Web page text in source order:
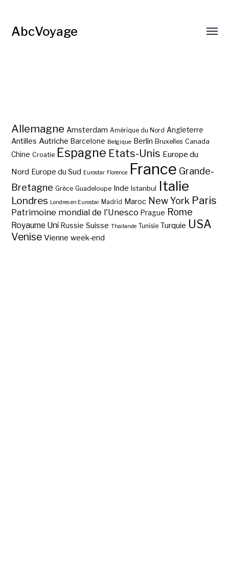
AbcVoyage
Allemagne Amsterdam Amérique du Nord Angleterre
Antilles Autriche Barcelone Belgique Berlin Bruxelles Canada
Chine Croatie Espagne Etats-Unis Europe du
Nord Europe du Sud Eurostar Florence France Grande-
Bretagne Grèce Guadeloupe Inde Istanbul Italie
Londres Londres en Eurostar Madrid Maroc New York Paris
Patrimoine mondial de l'Unesco Prague Rome
Royaume Uni Russie Suisse Thaïlande Tunisie Turquie USA
Venise Vienne week-end